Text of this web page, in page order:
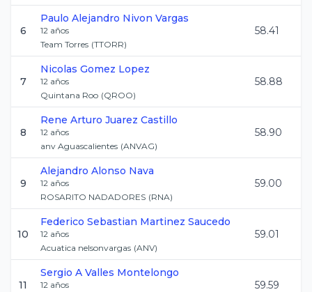
6
Paulo Alejandro Nivon Vargas
12 años
Team Torres (TTORR)
58.41
7
Nicolas Gomez Lopez
12 años
Quintana Roo (QROO)
58.88
8
Rene Arturo Juarez Castillo
12 años
anv Aguascalientes (ANVAG)
58.90
9
Alejandro Alonso Nava
12 años
ROSARITO NADADORES (RNA)
59.00
10
Federico Sebastian Martinez Saucedo
12 años
Acuatica nelsonvargas (ANV)
59.01
11
Sergio A Valles Montelongo
12 años
59.59